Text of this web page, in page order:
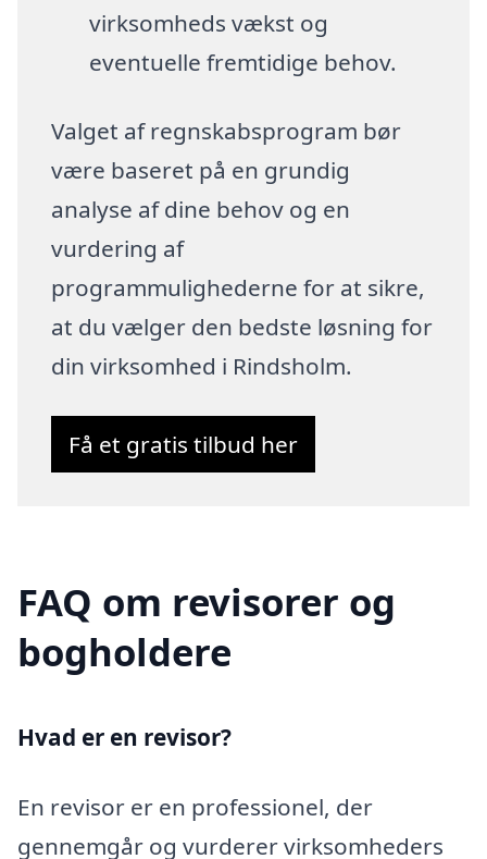
virksomheds vækst og
eventuelle fremtidige behov.
Valget af regnskabsprogram bør
være baseret på en grundig
analyse af dine behov og en
vurdering af
programmulighederne for at sikre,
at du vælger den bedste løsning for
din virksomhed i Rindsholm.
Få et gratis tilbud her
FAQ om revisorer og
bogholdere
Hvad er en revisor?
En revisor er en professionel, der
gennemgår og vurderer virksomheders